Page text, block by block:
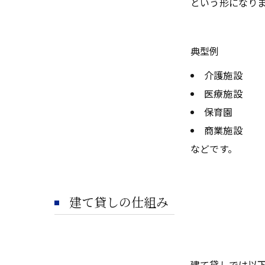
典型例
介護施設
医療施設
保育園
商業施設
などです。
建て貸しの仕組み